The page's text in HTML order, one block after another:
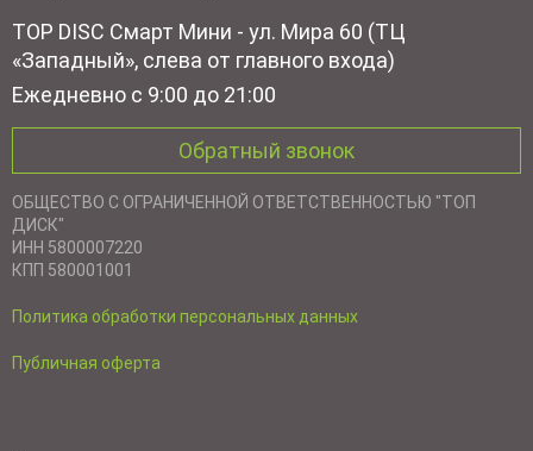
TOP DISC Смарт Мини - ул. Мира 60 (ТЦ
«Западный», слева от главного входа)
Ежедневно с 9:00 до 21:00
Обратный звонок
ОБЩЕСТВО С ОГРАНИЧЕННОЙ ОТВЕТСТВЕННОСТЬЮ "ТОП
ДИСК"
ИНН 5800007220
КПП 580001001
Политика обработки персональных данных
Публичная оферта